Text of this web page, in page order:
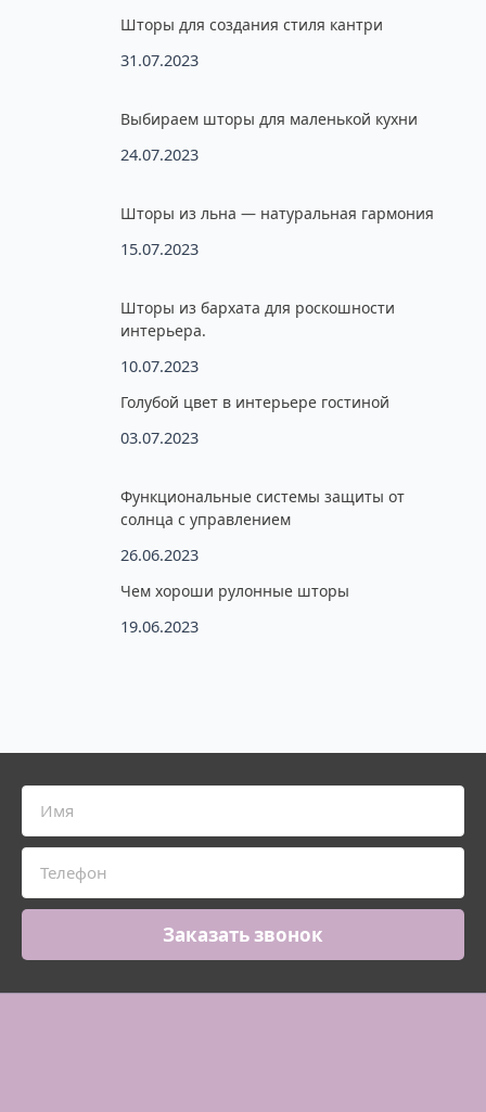
Шторы для создания стиля кантри
31.07.2023
Выбираем шторы для маленькой кухни
24.07.2023
Шторы из льна — натуральная гармония
15.07.2023
Шторы из бархата для роскошности
интерьера.
10.07.2023
Голубой цвет в интерьере гостиной
03.07.2023
Функциональные системы защиты от
солнца с управлением
26.06.2023
Чем хороши рулонные шторы
19.06.2023
Заказать звонок